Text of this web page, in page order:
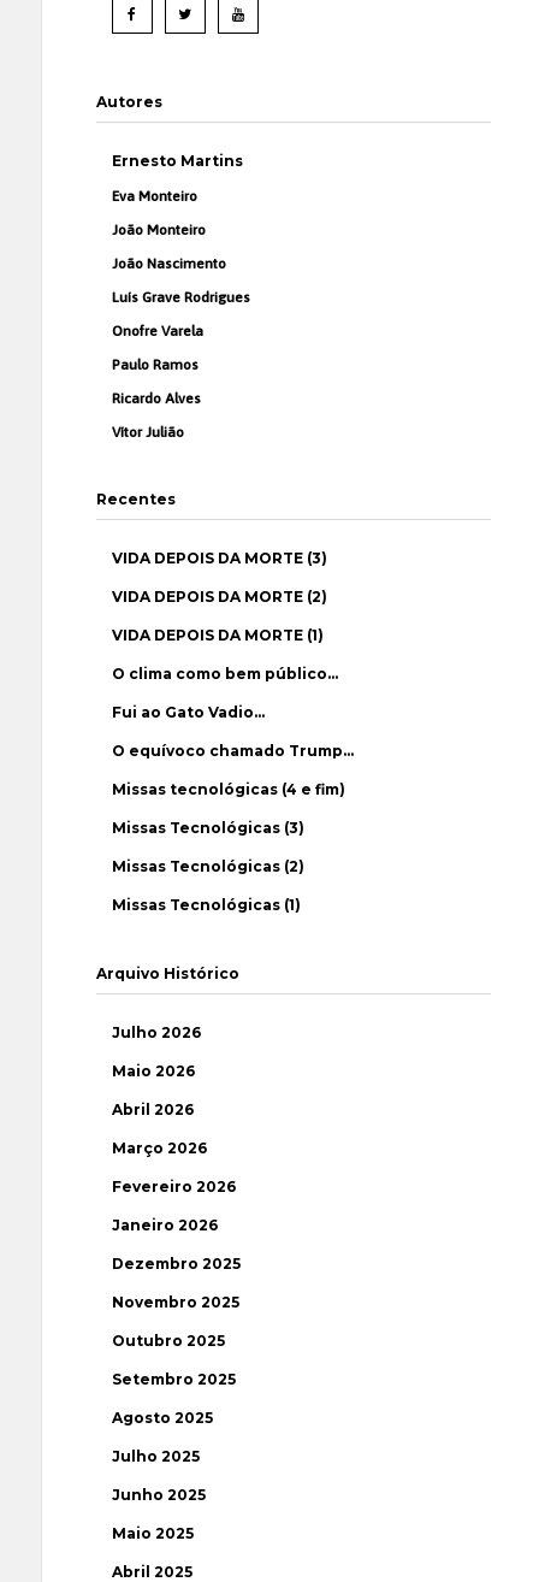
Autores
Ernesto Martins
Eva Monteiro
João Monteiro
João Nascimento
Luís Grave Rodrigues
Onofre Varela
Paulo Ramos
Ricardo Alves
Vítor Julião
Recentes
VIDA DEPOIS DA MORTE (3)
VIDA DEPOIS DA MORTE (2)
VIDA DEPOIS DA MORTE (1)
O clima como bem público…
Fui ao Gato Vadio…
O equívoco chamado Trump…
Missas tecnológicas (4 e fim)
Missas Tecnológicas (3)
Missas Tecnológicas (2)
Missas Tecnológicas (1)
Arquivo Histórico
Julho 2026
Maio 2026
Abril 2026
Março 2026
Fevereiro 2026
Janeiro 2026
Dezembro 2025
Novembro 2025
Outubro 2025
Setembro 2025
Agosto 2025
Julho 2025
Junho 2025
Maio 2025
Abril 2025